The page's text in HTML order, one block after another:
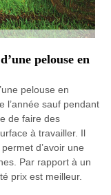
pelouse en
pelouse en
l’année sauf pendant
de faire des
à travailler. Il
d’avoir une
Par rapport à un
prix est meilleur.